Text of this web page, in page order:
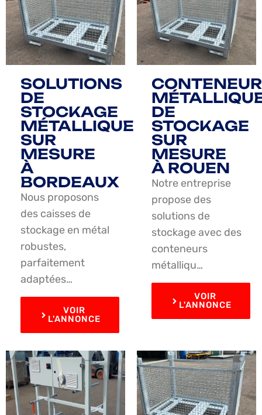
SOLUTIONS
DE
STOCKAGE
MÉTALLIQUE
SUR
MESURE
À
BORDEAUX
Nous proposons
des caisses de
stockage en métal
robustes,
parfaitement
adaptées…
VOIR
L'ANNONCE
DE
STOCKAGE
SUR
MESURE
À ROUEN
Notre entreprise
propose des
solutions de
stockage avec des
conteneurs
métalliqu…
VOIR
L'ANNONCE